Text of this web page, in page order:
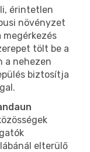
érintetlen
növényzet
tölt be a
a nehezen
biztosítja
lábánál elterülő